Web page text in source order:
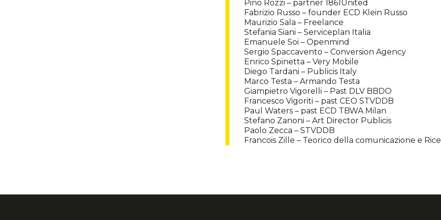
Pino Rozzi – partner 1861United
Fabrizio Russo – founder ECD Klein Russo
Maurizio Sala – Freelance
Stefania Siani – Serviceplan Italia
Emanuele Soi – Openmind
Sergio Spaccavento – Conversion Agency
Enrico Spinetta – Very Mobile
Diego Tardani – Publicis Italy
Marco Testa – Armando Testa
Giampietro Vigorelli – Past DLV BBDO
Francesco Vigoriti – past CEO STVDDB
Paul Waters – past ECD TBWA Milan
Stefano Zanoni – Art Director Publicis
Paolo Zecca – STVDDB
Francois Zille – Teorico della comunicazione e